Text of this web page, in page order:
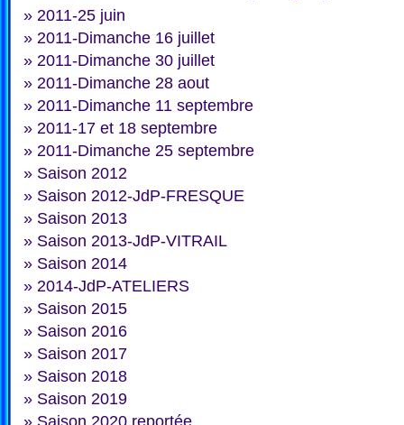
» 2011-25 juin
» 2011-Dimanche 16 juillet
» 2011-Dimanche 30 juillet
» 2011-Dimanche 28 aout
» 2011-Dimanche 11 septembre
» 2011-17 et 18 septembre
» 2011-Dimanche 25 septembre
» Saison 2012
» Saison 2012-JdP-FRESQUE
» Saison 2013
» Saison 2013-JdP-VITRAIL
» Saison 2014
» 2014-JdP-ATELIERS
» Saison 2015
» Saison 2016
» Saison 2017
» Saison 2018
» Saison 2019
» Saison 2020 reportée